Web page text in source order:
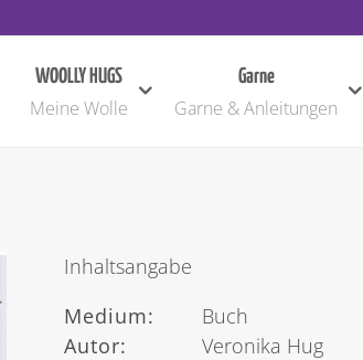
WOOLLY HUGS
Meine Wolle
Garne
Garne & Anleitungen
Inhaltsangabe
Medium:
Buch
Autor:
Veronika Hug